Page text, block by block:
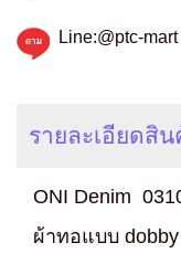
Line:@ptc-mart
รายละเอียดสิน
ONI Denim
ผ้าทอแบบ